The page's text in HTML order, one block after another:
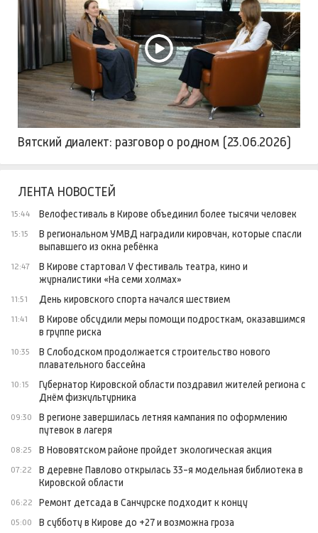
Вятский диалект: разговор о родном (23.06.2026)
ЛЕНТА НОВОСТЕЙ
15:44 Велофестиваль в Кирове объединил более тысячи человек
15:15
В региональном УМВД наградили кировчан, которые спасли
выпавшего из окна ребёнка
12:47
В Кирове стартовал V фестиваль театра, кино и
журналистики «На семи холмах»
11:51 День кировского спорта начался шествием
11:41
В Кирове обсудили меры помощи подросткам, оказавшимся
в группе риска
10:35
В Слободском продолжается строительство нового
плавательного бассейна
10:15
Губернатор Кировской области поздравил жителей региона с
Днём физкультурника
09:30
В регионе завершилась летняя кампания по оформлению
путевок в лагеря
08:25 В Нововятском районе пройдет экологическая акция
07:22
В деревне Павлово открылась 33-я модельная библиотека в
Кировской области
06:22 Ремонт детсада в Санчурске подходит к концу
05:00 В субботу в Кирове до +27 и возможна гроза